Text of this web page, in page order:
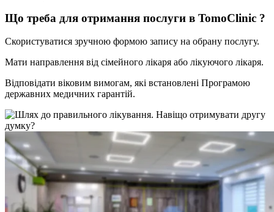
Що треба для отримання послуги в TomoClinic ?
Скористуватися зручною формою запису на обрану послугу.
Мати направлення від сімейного лікаря або лікуючого лікаря.
Відповідати віковим вимогам, які встановлені Програмою
державних медичних гарантій.